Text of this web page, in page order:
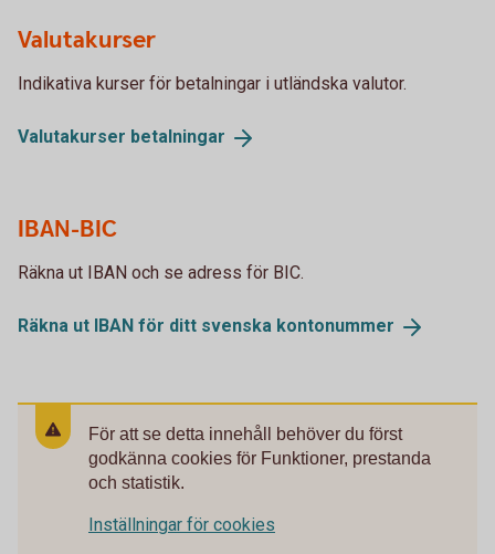
Valutakurser
Indikativa kurser för betalningar i utländska valutor.
Valutakurser betalningar
IBAN-BIC
Räkna ut IBAN och se adress för BIC.
Räkna ut IBAN för ditt svenska kontonummer
För att se detta innehåll behöver du först
godkänna cookies för Funktioner, prestanda
och statistik.
Inställningar för cookies